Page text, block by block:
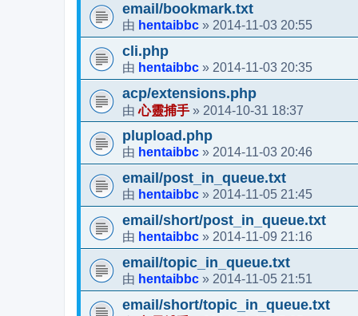
email/bookmark.txt
由 hentaibbc » 2014-11-03 20:55
cli.php
由 hentaibbc » 2014-11-03 20:35
acp/extensions.php
由心靈捕手 » 2014-10-31 18:37
plupload.php
由 hentaibbc » 2014-11-03 20:46
email/post_in_queue.txt
由 hentaibbc » 2014-11-05 21:45
email/short/post_in_queue.txt
由 hentaibbc » 2014-11-09 21:16
email/topic_in_queue.txt
由 hentaibbc » 2014-11-05 21:51
email/short/topic_in_queue.txt